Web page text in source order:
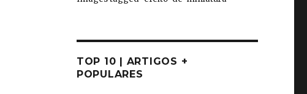
TOP 10 | ARTIGOS +
POPULARES